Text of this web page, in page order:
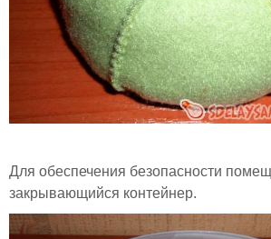
Для обеспечения безопасности
закрывающийся контейнер.